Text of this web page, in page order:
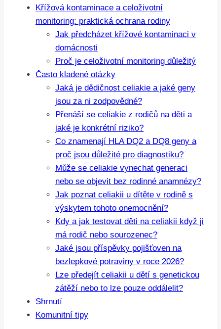
Křížová kontaminace a celoživotní
monitoring: praktická ochrana rodiny
Jak předcházet křížové kontaminaci v
domácnosti
Proč je celoživotní monitoring důležitý
Často kladené otázky
Jaká je dědičnost celiakie a jaké geny
jsou za ni zodpovědné?
Přenáší se celiakie z rodičů na děti a
jaké je konkrétní riziko?
Co znamenají HLA DQ2 a DQ8 geny a
proč jsou důležité pro diagnostiku?
Může se celiakie vynechat generaci
nebo se objevit bez rodinné anamnézy?
Jak poznat celiakii u dítěte v rodině s
výskytem tohoto onemocnění?
Kdy a jak testovat děti na celiakii když ji
má rodič nebo sourozenec?
Jaké jsou příspěvky pojišťoven na
bezlepkové potraviny v roce 2026?
Lze předejít celiakii u dětí s genetickou
zátěží nebo to lze pouze oddálelit?
Shrnutí
Komunitní tipy